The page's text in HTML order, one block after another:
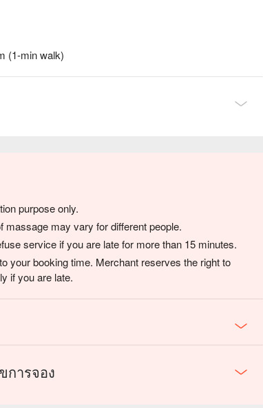
(1-min walk)
purpose only.
massage may vary for different people.
service if you are late for more than 15 minutes.
your booking time. Merchant reserves the right to
if you are late.
การจอง